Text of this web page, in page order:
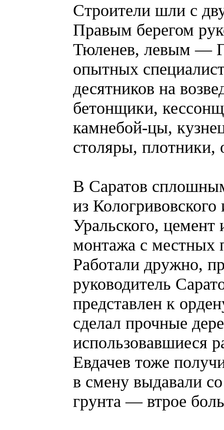
Строители шли с
Правым берегом
Тюленев, левым —
опытных
десятников на
бетонщики,
камнебой-цы,
столяры, плотники,
В Саратов
из
Уральского, цемент
монтажа с местных
Работали дружно,
руководитель
представлен к
сделал прочные
использовавшиеся
Евдачев тоже
в смену выдавали
грунта — втрое